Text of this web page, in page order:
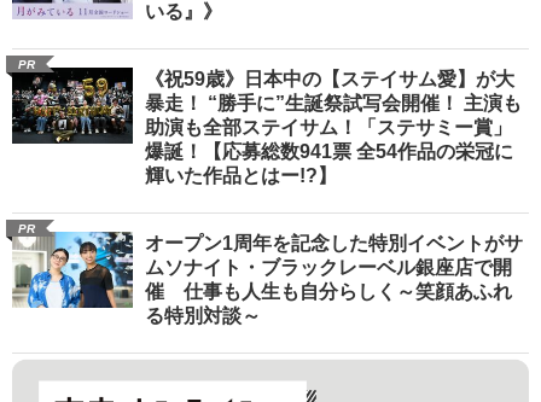
いる』》
PR
《祝59歳》日本中の【ステイサム愛】が大
暴走！ “勝手に”生誕祭試写会開催！ 主演も
助演も全部ステイサム！「ステサミー賞」
爆誕！【応募総数941票 全54作品の栄冠に
輝いた作品とはー!?】
PR
オープン1周年を記念した特別イベントがサ
ムソナイト・ブラックレーベル銀座店で開
催 仕事も人生も自分らしく～笑顔あふれ
る特別対談～